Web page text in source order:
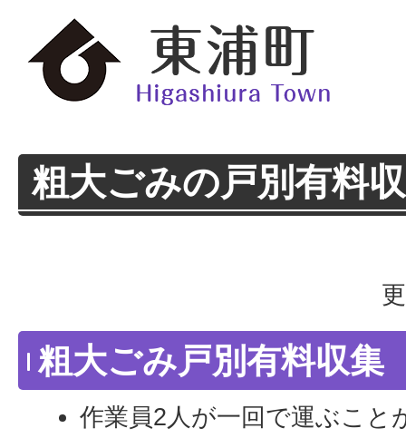
粗大ごみの戸別有料
粗大ごみ戸別有料収集
作業員2人が一回で運ぶこと